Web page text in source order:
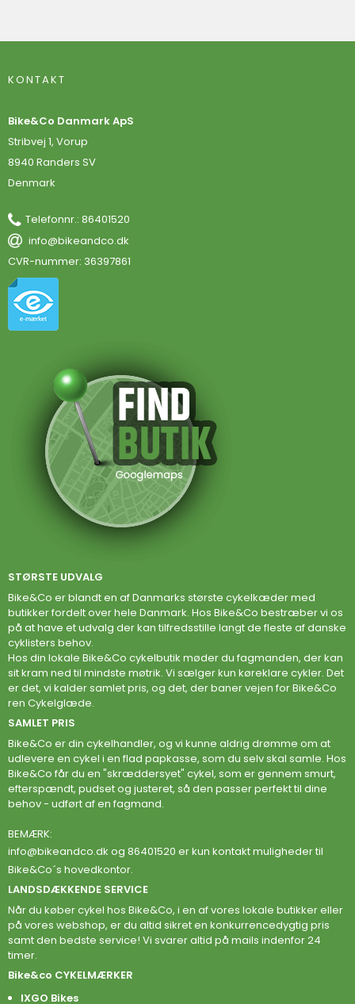
KONTAKT
Bike&Co Danmark ApS
Stribvej 1, Vorup
8940 Randers SV
Denmark
Telefonnr.: 86401520
info@bikeandco.dk
CVR-nummer: 36397861
STØRSTE UDVALG
Bike&Co er blandt en af Danmarks største cykelkæder med
butikker fordelt over hele Danmark. Hos Bike&Co bestræber vi os
på at have et udvalg der kan tilfredsstille langt de fleste af danske
cyklisters behov.
Hos din lokale Bike&Co cykelbutik møder du fagmanden, der kan
sit kram ned til mindste møtrik. Vi sælger kun køreklare cykler. Det
er det, vi kalder samlet pris, og det, der baner vejen for Bike&Co
ren Cykelglæde.
SAMLET PRIS
Bike&Co er din cykelhandler, og vi kunne aldrig drømme om at
udlevere en cykel i en flad papkasse, som du selv skal samle. Hos
Bike&Co får du en "skræddersyet" cykel, som er gennem smurt,
efterspændt, pudset og justeret, så den passer perfekt til dine
behov - udført af en fagmand.
BEMÆRK:
info@bikeandco.dk og 86401520 er kun kontakt muligheder til
Bike&Co´s hovedkontor.
LANDSDÆKKENDE SERVICE
Når du køber cykel hos Bike&Co, i en af vores lokale butikker eller
på vores webshop, er du altid sikret en konkurrencedygtig pris
samt den bedste service! Vi svarer altid på mails indenfor 24
timer.
Bike&co CYKELMÆRKER
IXGO Bikes